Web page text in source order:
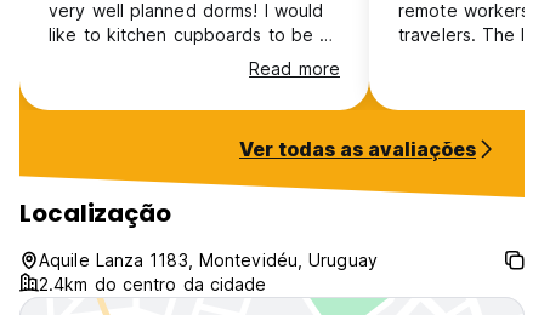
very well planned dorms! I would
like to kitchen cupboards to be a
bit cleaner and have more
utensils. Unfortunately there were
only me and my sister that were
which didn’t feel very safe, also
because one of the long term
guests were constantly hitting on
us.
Read more
remote workers”
travelers. The
love but that
Ver todas as avaliações
Localização
Aquile Lanza 1183, Montevidéu, Uruguay
2.4km do centro da cidade